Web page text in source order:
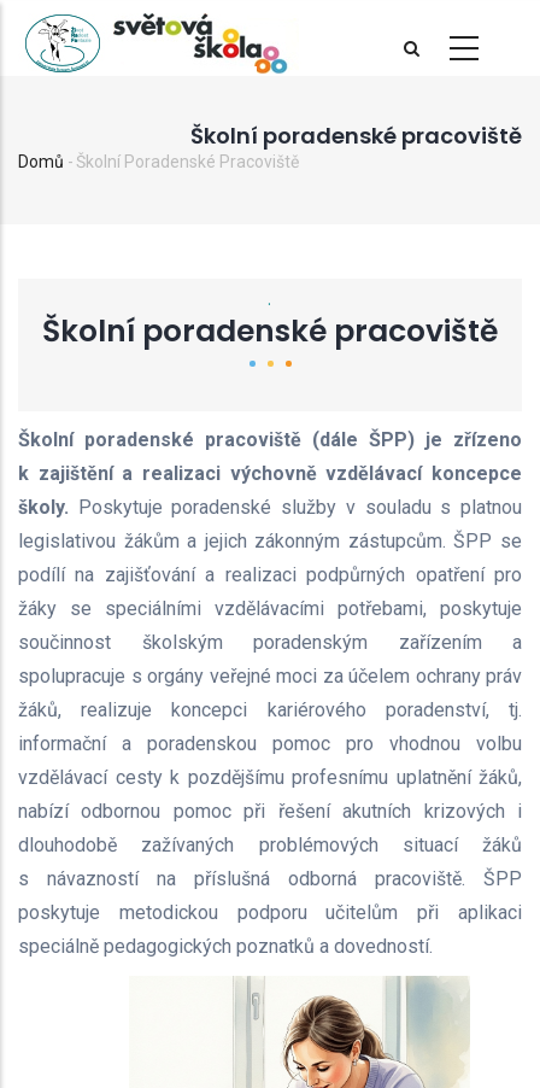
Přejít
Školní poradenské pracoviště
Drobečková
Domů - Školní Poradenské Pracoviště
.
Školní poradenské pracoviště
Školní poradenské pracoviště (dále ŠPP) je zřízeno
k zajištění a realizaci výchovně vzdělávací koncepce
školy. Poskytuje poradenské služby v souladu s platnou
legislativou žákům a jejich zákonným zástupcům. ŠPP se
podílí na zajišťování a realizaci podpůrných opatření pro
žáky se speciálními vzdělávacími potřebami, poskytuje
součinnost školským poradenským zařízením a
spolupracuje s orgány veřejné moci za účelem ochrany práv
žáků, realizuje koncepci kariérového poradenství, tj.
informační a poradenskou pomoc pro vhodnou volbu
vzdělávací cesty k pozdějšímu profesnímu uplatnění žáků,
nabízí odbornou pomoc při řešení akutních krizových i
dlouhodobě zažívaných problémových situací žáků
s návazností na příslušná odborná pracoviště. ŠPP
poskytuje metodickou podporu učitelům při aplikaci
speciálně pedagogických poznatků a dovedností.